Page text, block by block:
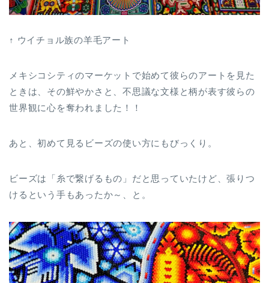
↑ ウイチョル族の羊毛アート
メキシコシティのマーケットで始めて彼らのアートを見た
ときは、その鮮やかさと、不思議な文様と柄が表す彼らの
世界観に心を奪われました！！
あと、初めて見るビーズの使い方にもびっくり。
ビーズは「糸で繋げるもの」だと思っていたけど、張りつ
けるという手もあったか～、と。